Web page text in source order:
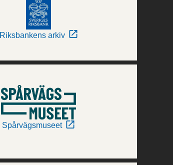
Riksbankens arkiv
Spårvägsmuseet